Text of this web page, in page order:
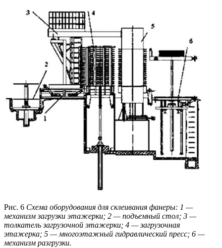
Рис. 6 Схема оборудования для склеивания фанеры: 1 —
механизм загрузки этажерки; 2 — подъемный стол; 3 —
толкатель загрузочной этажерки; 4 — загрузочная
этажерка; 5 — многоэтажный гидравлический пресс; 6 —
механизм разгрузки.